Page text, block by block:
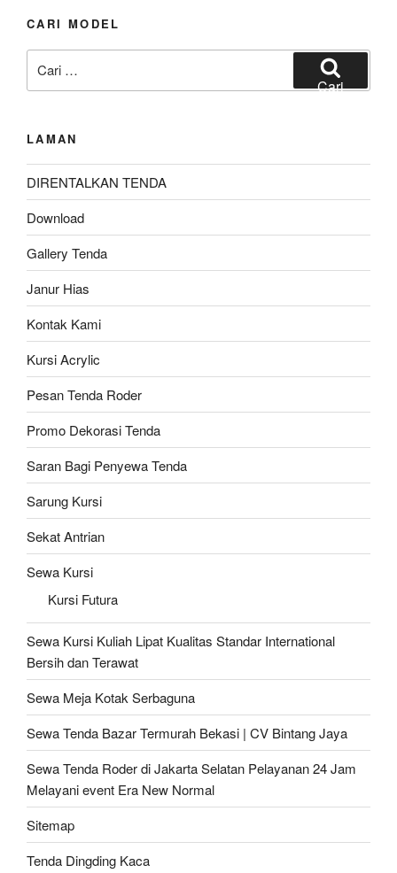
CARI MODEL
untuk:
Cari
LAMAN
DIRENTALKAN TENDA
Download
Gallery Tenda
Janur Hias
Kontak Kami
Kursi Acrylic
Pesan Tenda Roder
Promo Dekorasi Tenda
Saran Bagi Penyewa Tenda
Sarung Kursi
Sekat Antrian
Sewa Kursi
Kursi Futura
Sewa Kursi Kuliah Lipat Kualitas Standar International
Bersih dan Terawat
Sewa Meja Kotak Serbaguna
Sewa Tenda Bazar Termurah Bekasi | CV Bintang Jaya
Sewa Tenda Roder di Jakarta Selatan Pelayanan 24 Jam
Melayani event Era New Normal
Sitemap
Tenda Dingding Kaca